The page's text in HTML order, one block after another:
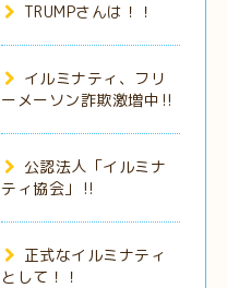
TRUMPさんは！！
イルミナティ、フリ
ーメーソン詐欺激増中‼️
公認法人「イルミナ
ティ協会」‼️
正式なイルミナティ
として！！